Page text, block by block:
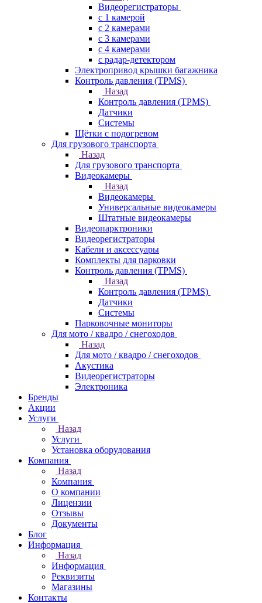
Видеорегистраторы
с 1 камерой
с 2 камерами
с 3 камерами
с 4 камерами
с радар-детектором
Электропривод крышки багажника
Контроль давления (TPMS)
Назад
Контроль давления (TPMS)
Датчики
Системы
Щётки с подогревом
Для грузового транспорта
Назад
Для грузового транспорта
Видеокамеры
Назад
Видеокамеры
Универсальные видеокамеры
Штатные видеокамеры
Видеопарктроники
Видеорегистраторы
Кабели и аксессуары
Комплекты для парковки
Контроль давления (TPMS)
Назад
Контроль давления (TPMS)
Датчики
Системы
Парковочные мониторы
Для мото / квадро / снегоходов
Назад
Для мото / квадро / снегоходов
Акустика
Видеорегистраторы
Электроника
Бренды
Акции
Услуги
Назад
Услуги
Установка оборудования
Компания
Назад
Компания
О компании
Лицензии
Отзывы
Документы
Блог
Информация
Назад
Информация
Реквизиты
Магазины
Контакты